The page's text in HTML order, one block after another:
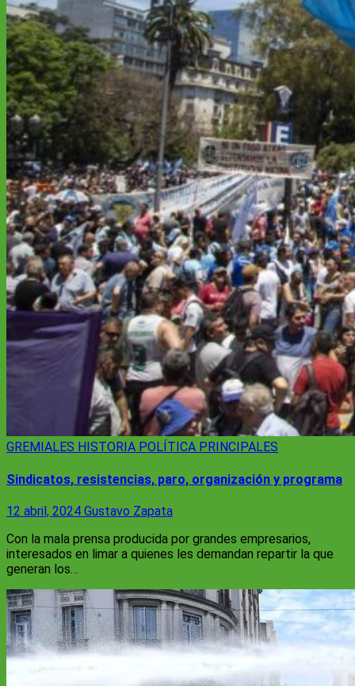
GREMIALES HISTORIA POLÍTICA PRINCIPALES
Sindicatos, resistencias, paro, organización y programa
12 abril, 2024 Gustavo Zapata
Con la mala prensa producida por grandes empresarios,
interesados en limar a quienes les demandan repartir la que
generan los…